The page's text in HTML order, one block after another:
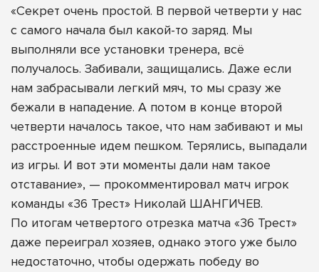
«Секрет очень простой. В первой четверти у нас
с самого начала был какой-то заряд. Мы
выполняли все установки тренера, всё
получалось. Забивали, защищались. Даже если
нам забрасывали легкий мяч, то мы сразу же
бежали в нападение. А потом в конце второй
четверти началось такое, что нам забивают и мы
расстроенные идем пешком. Терялись, выпадали
из игры. И вот эти моменты дали нам такое
отставание», — прокомментировал матч игрок
команды «36 Трест» Николай ШАНГИЧЕВ.
По итогам четвертого отрезка матча «36 Трест»
даже переиграл хозяев, однако этого уже было
недостаточно, чтобы одержать победу во